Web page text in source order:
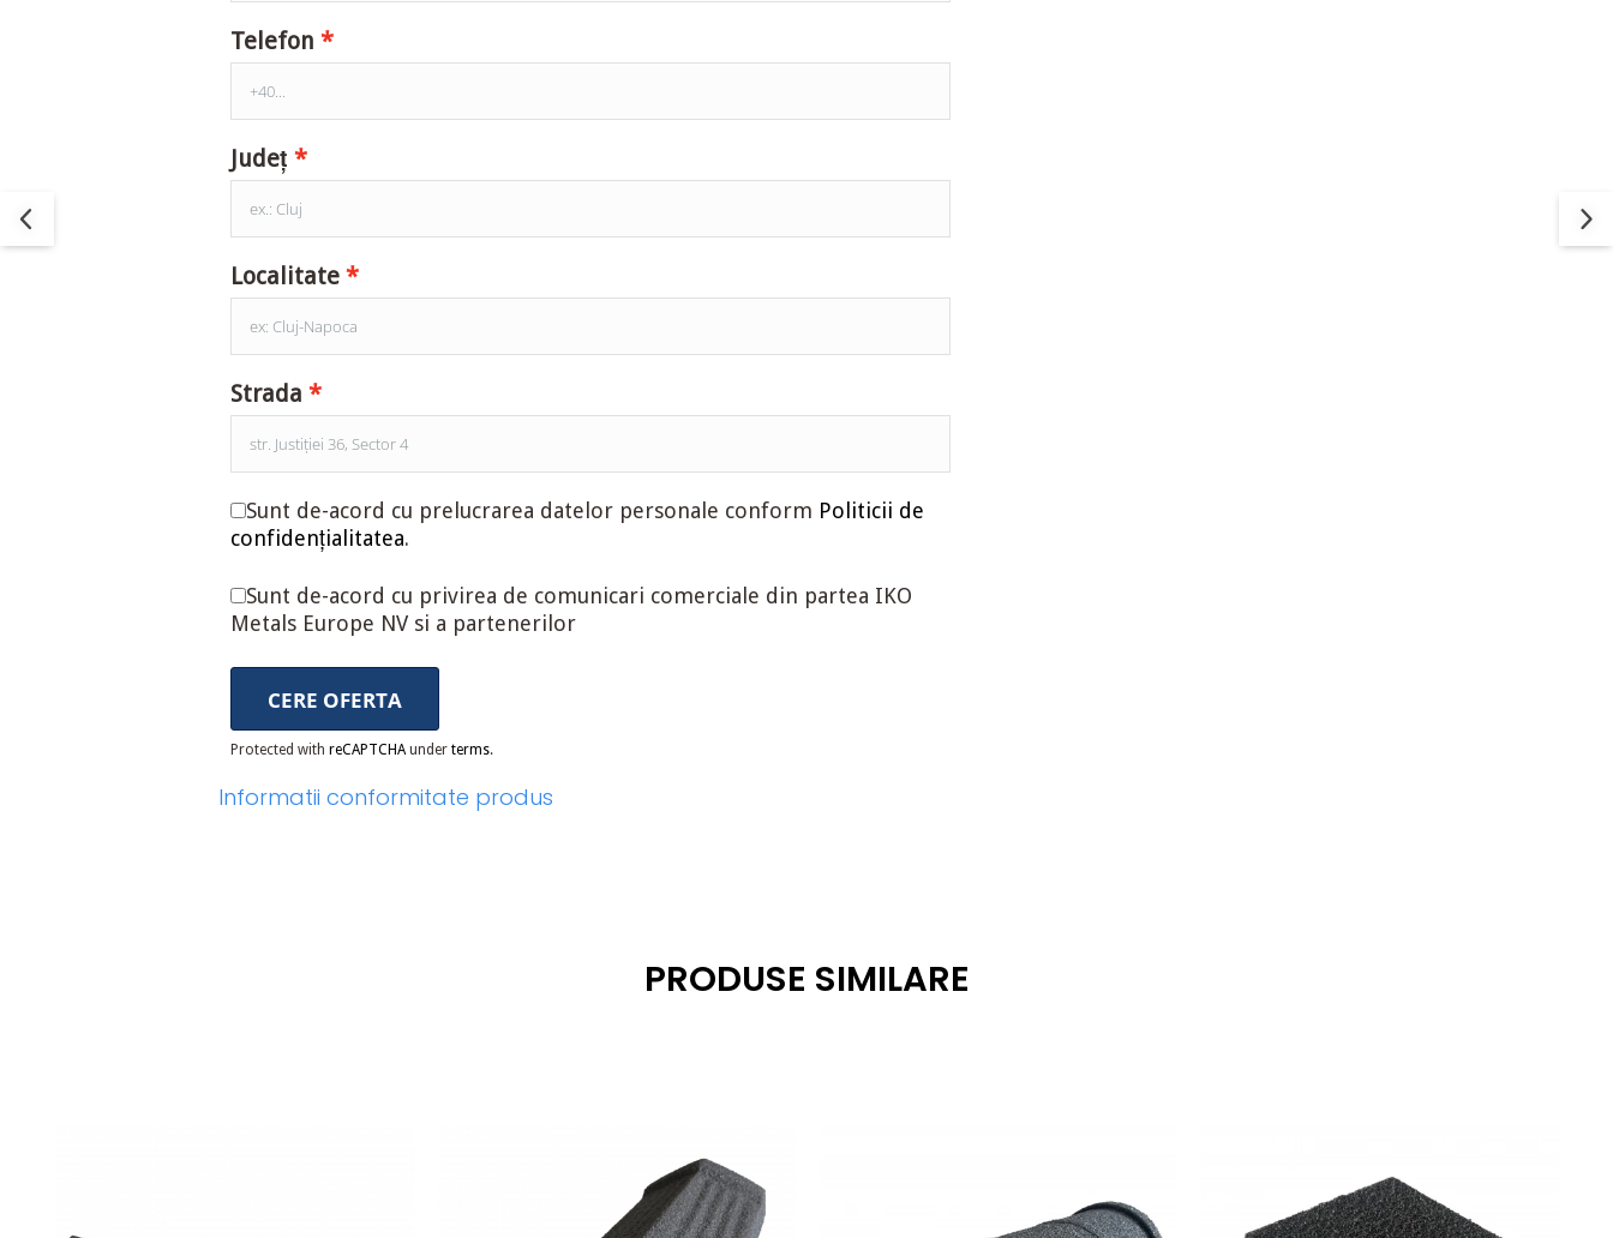
Telefon
Județ
Localitate
Strada
Sunt de-acord cu prelucrarea datelor personale conform Politicii de
confidențialitatea.
Sunt de-acord cu privirea de comunicari comerciale din partea IKO
Metals Europe NV si a partenerilor
CERE OFERTA
Protected with reCAPTCHAunder terms.
Informatii conformitate produs
PRODUSE SIMILARE